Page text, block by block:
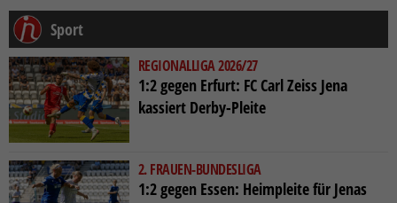
Sport
REGIONALLIGA 2026/27
1:2 gegen Erfurt: FC Carl Zeiss Jena
kassiert Derby-Pleite
2. FRAUEN-BUNDESLIGA
1:2 gegen Essen: Heimpleite für Jenas